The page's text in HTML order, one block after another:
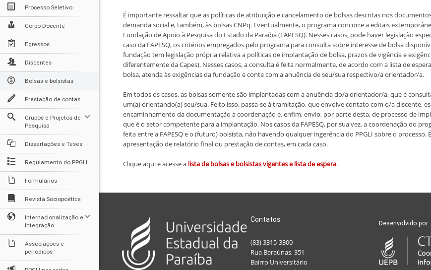
Processo Seletivo
Corpo Docente
Egressos
Discentes
Bolsas e bolsistas
Prestação de contas
Grupos e Projetos de
Pesquisa
Dissertações e Teses
Regulamento do PPGLI
Formulários
Revista Sociopoética
Internacionalização e
Integração
Associações e
periódicos
É importante ressaltar que as políticas de atribuição e cancelamento de bolsas descritas nos
demanda social e, também, às bolsas CNPq. Eventualmente, o programa concorre a editais
Fundação de Apoio à Pesquisa do Estado da Paraíba (FAPESQ). Nesses casos, pode haver legislação
caso da FAPESQ, os critérios empregados pelo programa para consulta sobre interesse de bolsa
fundação tem legislação própria relativa a políticas de implantação de bolsa, prazos de vigência e
diferentemente da Capes). Nesses casos, a consulta é feita normalmente, de acordo com a lista de
bolsa, atenda às exigências da fundação e conte com a anuência de seu/sua respectivo/a orientador/a.
Em todos os casos, as bolsas somente são implantadas com a anuência do/a orientador/a, que é
um(a) orientando(a) seu/sua. Feito isso, passa-se à tramitação, que envolve contato com o/a discente,
encaminhamento da documentação à coordenação e, enfim, envio, por parte desta, de processo de
que é o setor competente para a implantação. Nos casos da FAPESQ, por sua vez, a coordenação do
feita entre a FAPESQ e o (futuro) bolsista, não havendo qualquer ingerência do PPGLI sobre o
apresentação de relatório final ou prestação de contas, em cada caso.
Clique aqui e acesse a lista de bolsas e bolsistas vigentes e lista de espera.
Contatos:
(83) 3315-3300
Rua Baraúnas, 351
Bairro Universitário
Desenvolvido por: